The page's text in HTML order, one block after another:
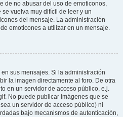
de no abusar del uso de emoticonos,
vuelva muy difícil de leer y un
del mensaje. La administración
emoticones a utilizar en un mensaje.
sus mensajes. Si la administración
la imagen directamente al foro. De otra
en un servidor de acceso público, e.j.
No puede publicar imágenes que se
un servidor de acceso público) ni
bajo mecanismos de autenticación,